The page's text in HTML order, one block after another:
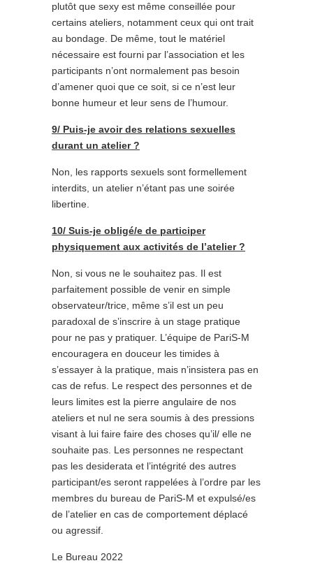
plutôt que sexy est même conseillée pour
certains ateliers, notamment ceux qui ont trait
au bondage. De même, tout le matériel
nécessaire est fourni par l’association et les
participants n’ont normalement pas besoin
d’amener quoi que ce soit, si ce n’est leur
bonne humeur et leur sens de l’humour.
9/ Puis-je avoir des relations sexuelles
durant un atelier ?
Non, les rapports sexuels sont formellement
interdits, un atelier n’étant pas une soirée
libertine.
10/ Suis-je obligé/e de participer
physiquement aux activités de l’atelier ?
Non, si vous ne le souhaitez pas. Il est
parfaitement possible de venir en simple
observateur/trice, même s’il est un peu
paradoxal de s’inscrire à un stage pratique
pour ne pas y pratiquer. L’équipe de PariS-M
encouragera en douceur les timides à
s’essayer à la pratique, mais n’insistera pas en
cas de refus. Le respect des personnes et de
leurs limites est la pierre angulaire de nos
ateliers et nul ne sera soumis à des pressions
visant à lui faire faire des choses qu’il/ elle ne
souhaite pas. Les personnes ne respectant
pas les desiderata et l’intégrité des autres
participant/es seront rappelées à l’ordre par les
membres du bureau de PariS-M et expulsé/es
de l’atelier en cas de comportement déplacé
ou agressif.
Le Bureau 2022